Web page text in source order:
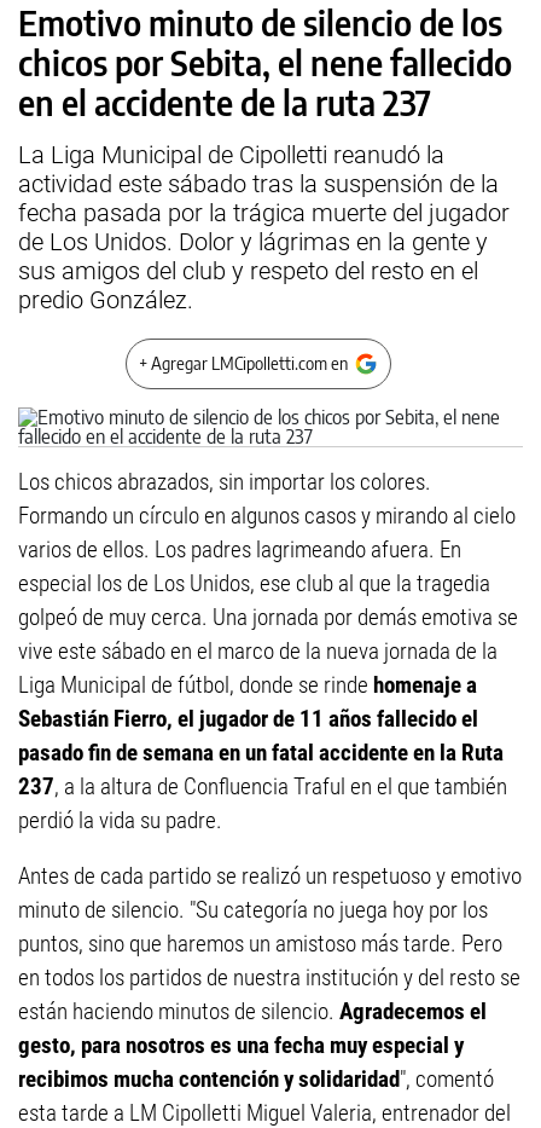
Emotivo minuto de silencio de los
chicos por Sebita, el nene fallecido
en el accidente de la ruta 237
La Liga Municipal de Cipolletti reanudó la
actividad este sábado tras la suspensión de la
fecha pasada por la trágica muerte del jugador
de Los Unidos. Dolor y lágrimas en la gente y
sus amigos del club y respeto del resto en el
predio González.
+ Agregar LMCipolletti.com en
Los chicos abrazados, sin importar los colores.
Formando un círculo en algunos casos y mirando al cielo
varios de ellos. Los padres lagrimeando afuera. En
especial los de Los Unidos, ese club al que la tragedia
golpeó de muy cerca. Una jornada por demás emotiva se
vive este sábado en el marco de la nueva jornada de la
Liga Municipal de fútbol, donde se rinde homenaje a
Sebastián Fierro, el jugador de 11 años fallecido el
pasado fin de semana en un fatal accidente en la Ruta
237, a la altura de Confluencia Traful en el que también
perdió la vida su padre.
Antes de cada partido se realizó un respetuoso y emotivo
minuto de silencio. "Su categoría no juega hoy por los
puntos, sino que haremos un amistoso más tarde. Pero
en todos los partidos de nuestra institución y del resto se
están haciendo minutos de silencio. Agradecemos el
gesto, para nosotros es una fecha muy especial y
recibimos mucha contención y solidaridad", comentó
esta tarde a LM Cipolletti Miguel Valeria, entrenador del